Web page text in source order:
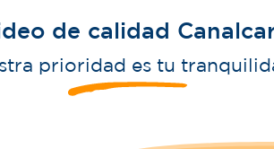
de calidad
prioridad es tu